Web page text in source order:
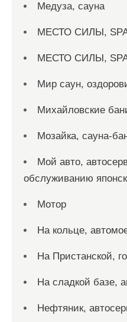
Медуза, сауна
МЕСТО СИЛЫ,
МЕСТО СИЛЫ,
Мир саун,
Михайловские
Мозайка, сауна-
Мой авто,
обслуживанию
Мотор
На кольце,
На Пристанской,
На сладкой базе,
Нефтяник,